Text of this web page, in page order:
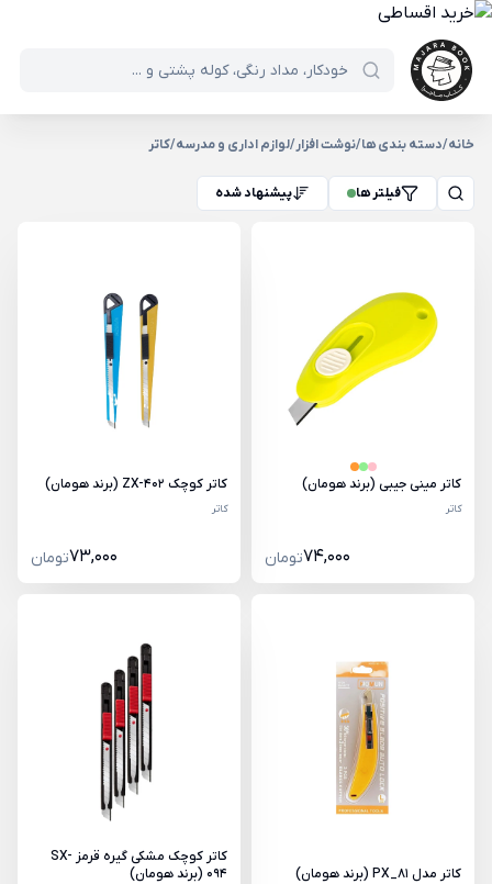
خانه/دسته بندی ها/نوشت افزار/لوازم اداری و مدرسه/کاتر
فیلتر ها پیشنهاد شده
کاتر مینی جیبی (برند هومان)
کاتر
74,000تومان
کاتر کوچک ZX-402 (برند هومان)
کاتر
73,000تومان
کاتر مدل PX_81 (برند هومان)
کاتر کوچک مشکی گیره قرمز SX-
094 (برند هومان)